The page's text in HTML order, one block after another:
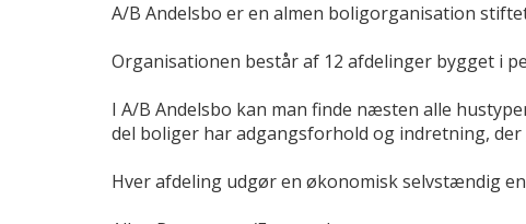
A/B Andelsbo er en almen boligorganisation
Organisationen består af 12 afdelinger bygget i
I A/B Andelsbo kan man finde næsten alle
del boliger har adgangsforhold og indretning,
Hver afdeling udgør en økonomisk selvstændig